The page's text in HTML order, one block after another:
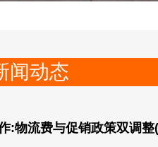
闻动态
:物流费与促销政策双调